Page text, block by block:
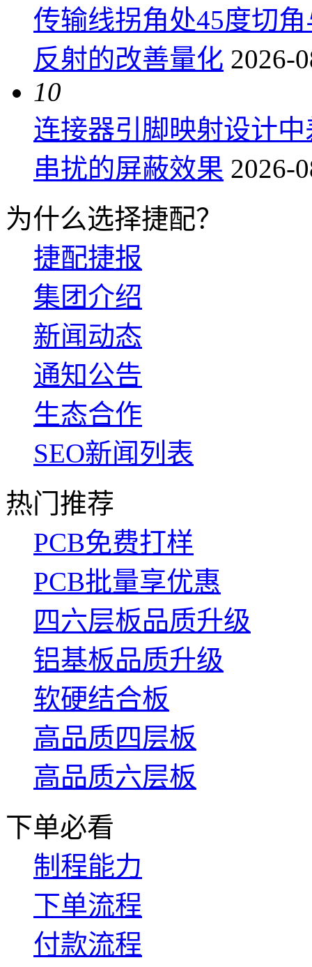
传输线拐角处45度切
反射的改善量化 2026-
10
连接器引脚映射设计
串扰的屏蔽效果 2026-
为什么选择捷配？
捷配捷报
集团介绍
新闻动态
通知公告
生态合作
SEO新闻列表
热门推荐
PCB免费打样
PCB批量享优惠
四六层板品质升级
铝基板品质升级
软硬结合板
高品质四层板
高品质六层板
下单必看
制程能力
下单流程
付款流程